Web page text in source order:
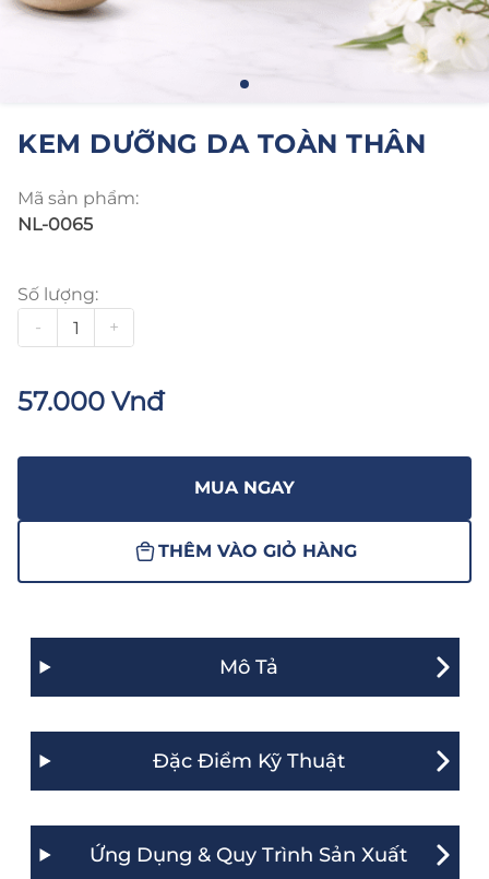
KEM DƯỠNG DA TOÀN THÂN
Mã sản phẩm:
NL-0065
Số lượng:
-
+
57.000 Vnđ
MUA NGAY
THÊM VÀO GIỎ HÀNG
Mô Tả
Đặc Điểm Kỹ Thuật
Ứng Dụng & Quy Trình Sản Xuất